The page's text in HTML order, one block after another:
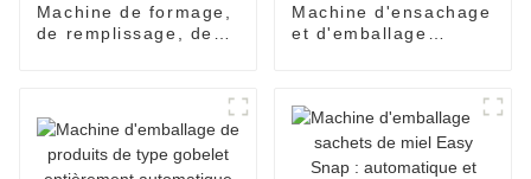
Machine de formage,
de remplissage, de
Machine d'ensachage
et d'emballage